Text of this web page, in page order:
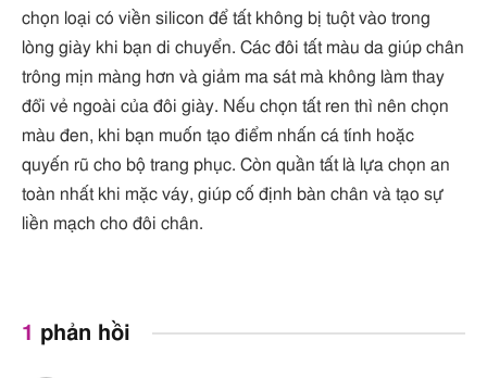
chọn loại có viền silicon để tất không bị tuột vào trong
lòng giày khi bạn di chuyển. Các đôi tất màu da giúp chân
trông mịn màng hơn và giảm ma sát mà không làm thay
đổi vẻ ngoài của đôi giày. Nếu chọn tất ren thì nên chọn
màu đen, khi bạn muốn tạo điểm nhấn cá tính hoặc
quyến rũ cho bộ trang phục. Còn quần tất là lựa chọn an
toàn nhất khi mặc váy, giúp cố định bàn chân và tạo sự
liền mạch cho đôi chân.
1 phản hồi